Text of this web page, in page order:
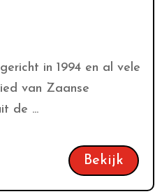
in 1994 en al vele
van Zaanse
de ...
Bekijk